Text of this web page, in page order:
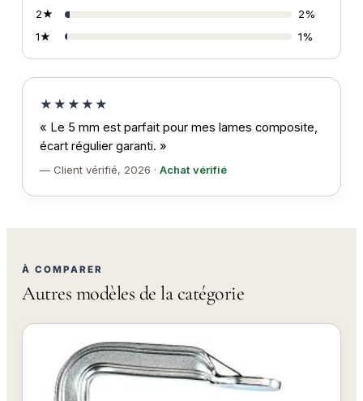
2★
2%
1★
1%
★★★★★
« Le 5 mm est parfait pour mes lames composite,
écart régulier garanti. »
— Client vérifié, 2026 · Achat vérifié
À COMPARER
Autres modèles de la catégorie